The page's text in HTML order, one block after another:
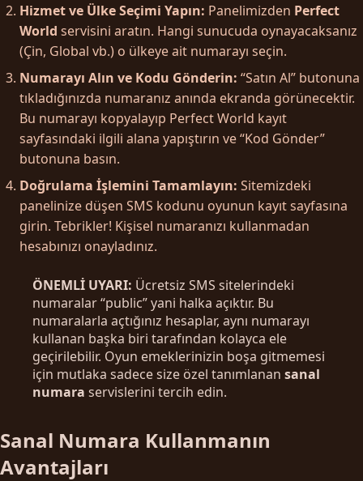
Hizmet ve Ülke Seçimi Yapın: Panelimizden Perfect
World servisini aratın. Hangi sunucuda oynayacaksanız
(Çin, Global vb.) o ülkeye ait numarayı seçin.
Numarayı Alın ve Kodu Gönderin: “Satın Al” butonuna
tıkladığınızda numaranız anında ekranda görünecektir.
Bu numarayı kopyalayıp Perfect World kayıt
sayfasındaki ilgili alana yapıştırın ve “Kod Gönder”
butonuna basın.
Doğrulama İşlemini Tamamlayın: Sitemizdeki
panelinize düşen SMS kodunu oyunun kayıt sayfasına
girin. Tebrikler! Kişisel numaranızı kullanmadan
hesabınızı onayladınız.
ÖNEMLİ UYARI: Ücretsiz SMS sitelerindeki
numaralar “public” yani halka açıktır. Bu
numaralarla açtığınız hesaplar, aynı numarayı
kullanan başka biri tarafından kolayca ele
geçirilebilir. Oyun emeklerinizin boşa gitmemesi
için mutlaka sadece size özel tanımlanan sanal
numara servislerini tercih edin.
Sanal Numara Kullanmanın
Avantajları